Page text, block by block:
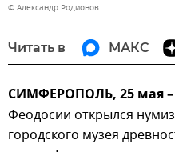
© Александр Родионов
Читать в МАКС
СИМФЕРОПОЛЬ, 25 мая
Феодосии открылся
городского музея